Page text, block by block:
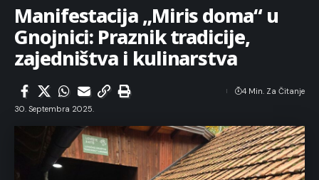
Manifestacija „Miris doma“ u
Gnojnici: Praznik tradicije,
zajedništva i kulinarstva
30. Septembra 2025.
4 Min. Za Čitanje